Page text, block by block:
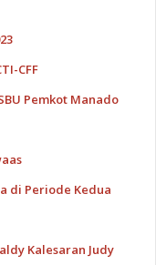
CFF
Pemkot Manado
di Periode Kedua
Kalesaran Judy